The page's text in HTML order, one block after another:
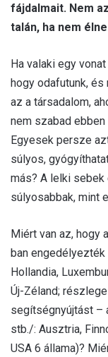
fájdalmait. Nem
talán, ha nem
Ha valaki egy
hogy odafutunk,
az a társadalom,
nem szabad
Egyesek persze
súlyos,
más? A lelki sebek
súlyosabbak, mint
Miért van az, hogy
ban engedélyezték
Hollandia,
Új-Zéland;
segítségnyújtást –
stb./: Ausztria,
USA 6 állama)?